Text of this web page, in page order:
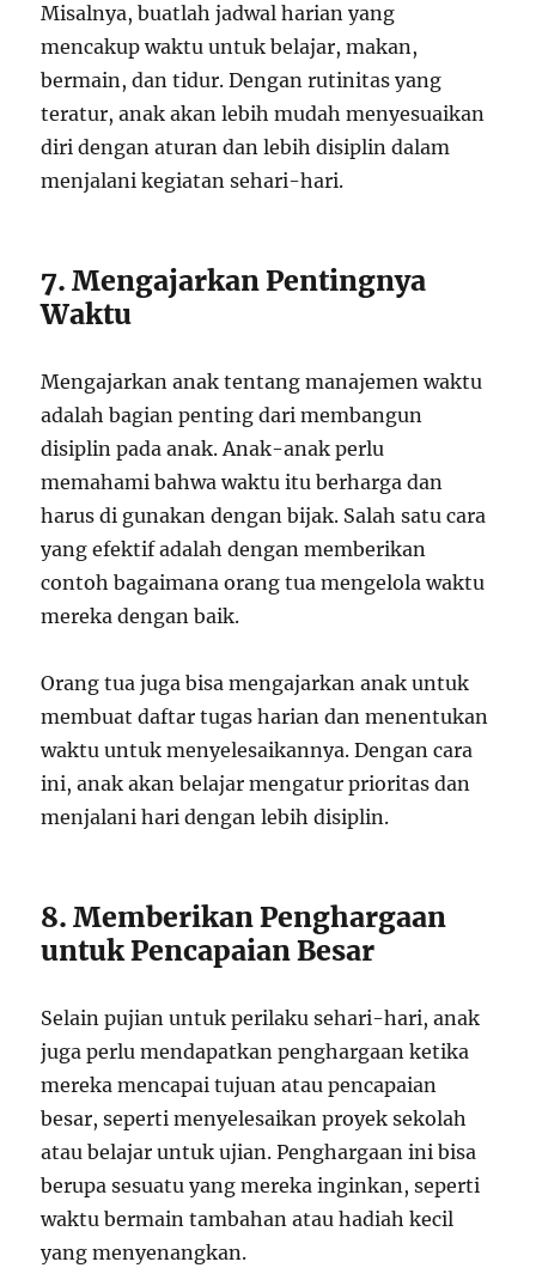
Misalnya, buatlah jadwal harian yang
mencakup waktu untuk belajar, makan,
bermain, dan tidur. Dengan rutinitas yang
teratur, anak akan lebih mudah menyesuaikan
diri dengan aturan dan lebih disiplin dalam
menjalani kegiatan sehari-hari.
7. Mengajarkan Pentingnya
Waktu
Mengajarkan anak tentang manajemen waktu
adalah bagian penting dari membangun
disiplin pada anak. Anak-anak perlu
memahami bahwa waktu itu berharga dan
harus di gunakan dengan bijak. Salah satu cara
yang efektif adalah dengan memberikan
contoh bagaimana orang tua mengelola waktu
mereka dengan baik.
Orang tua juga bisa mengajarkan anak untuk
membuat daftar tugas harian dan menentukan
waktu untuk menyelesaikannya. Dengan cara
ini, anak akan belajar mengatur prioritas dan
menjalani hari dengan lebih disiplin.
8. Memberikan Penghargaan
untuk Pencapaian Besar
Selain pujian untuk perilaku sehari-hari, anak
juga perlu mendapatkan penghargaan ketika
mereka mencapai tujuan atau pencapaian
besar, seperti menyelesaikan proyek sekolah
atau belajar untuk ujian. Penghargaan ini bisa
berupa sesuatu yang mereka inginkan, seperti
waktu bermain tambahan atau hadiah kecil
yang menyenangkan.